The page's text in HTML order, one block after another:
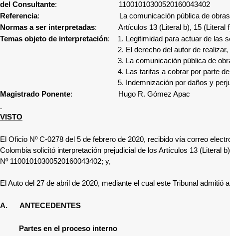
del Consultante: 11001010300520160043402
Referencia: La comunicación pública de obras
Normas a ser interpretadas: Artículos 13 (Literal b), 15 (Literal f),
Temas objeto de interpretación: 1. Legitimidad para actuar de las
2. El derecho del autor de
3. La comunicación pública de
4. Las tarifas a cobrar por parte
5. Indemnización por daños y
Magistrado Ponente: Hugo R. Gómez Apac
VISTO
El Oficio NºC-0278 del 5 de febrero de 2020, recibido vía correo
Colombia solicitó interpretación prejudicial de los Artículos 13 (Literal
Nº 11001010300520160043402; y,
El Auto del 27 de abril de 2020, mediante el cual este Tribunal admitió
A. ANTECEDENTES
Partes en el proceso interno